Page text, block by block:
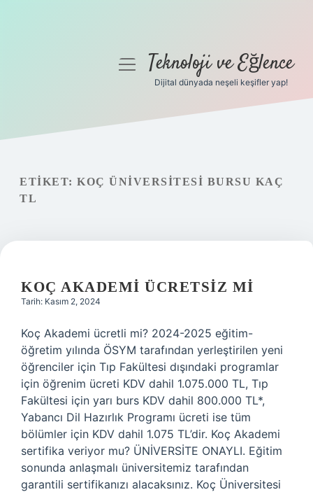
Gizlilik Politikası
Hakkımızda
menüyüTeknoloji ve Eğlence
Dijital dünyada neşeli keşifler yap!
ETIKET: KOÇ ÜNIVERSITESI BURSU KAÇ
TL
KOÇ AKADEMI ÜCRETSIZ MI
Tarih: Kasım 2, 2024
Koç Akademi ücretli mi? 2024-2025 eğitim-
öğretim yılında ÖSYM tarafından yerleştirilen yeni
öğrenciler için Tıp Fakültesi dışındaki programlar
için öğrenim ücreti KDV dahil 1.075.000 TL, Tıp
Fakültesi için yarı burs KDV dahil 800.000 TL*,
Yabancı Dil Hazırlık Programı ücreti ise tüm
bölümler için KDV dahil 1.075 TL’dir. Koç Akademi
sertifika veriyor mu? ÜNİVERSİTE ONAYLI. Eğitim
sonunda anlaşmalı üniversitemiz tarafından
garantili sertifikanızı alacaksınız. Koç Üniversitesi